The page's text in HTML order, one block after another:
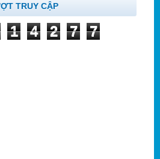
TRUY CẬP
1 4 2 7 7